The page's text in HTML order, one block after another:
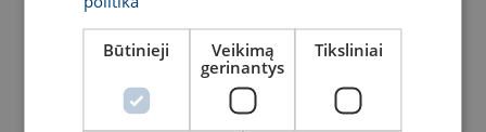
Būtinieji
Veikimą
gerinantys
Tiksliniai